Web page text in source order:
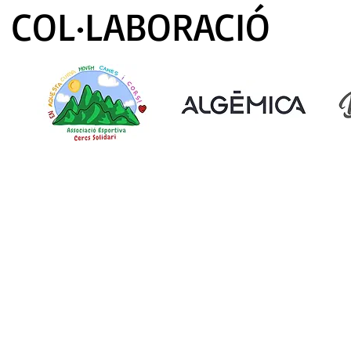
COL·LABORACIÓ